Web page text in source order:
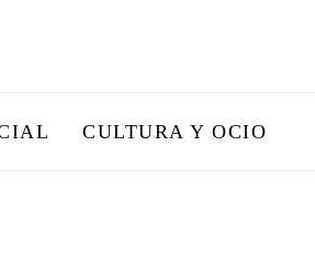
CULTURA Y OCIO